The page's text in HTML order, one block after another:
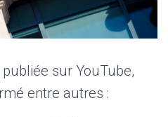
sur YouTube,
entre autres :